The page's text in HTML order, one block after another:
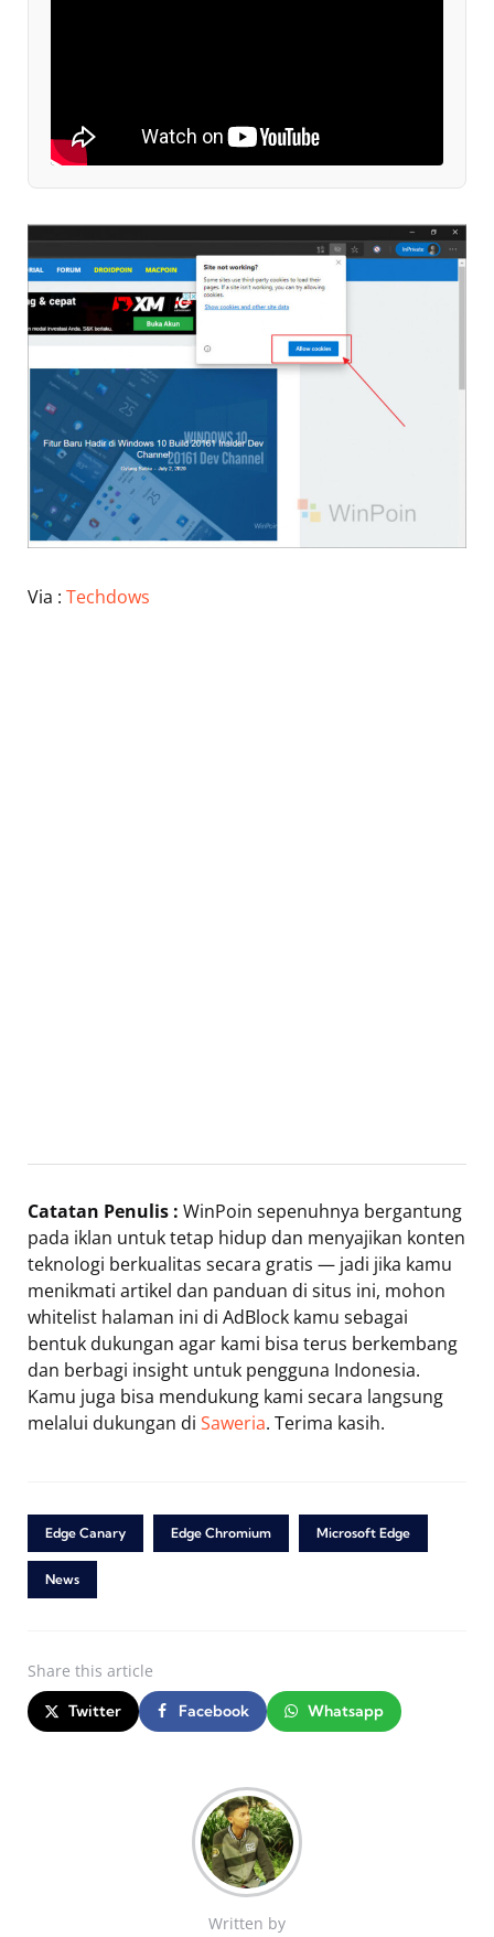
Via : Techdows
Catatan Penulis : WinPoin sepenuhnya bergantung
pada iklan untuk tetap hidup dan menyajikan konten
teknologi berkualitas secara gratis — jadi jika kamu
menikmati artikel dan panduan di situs ini, mohon
whitelist halaman ini di AdBlock kamu sebagai
bentuk dukungan agar kami bisa terus berkembang
dan berbagi insight untuk pengguna Indonesia.
Kamu juga bisa mendukung kami secara langsung
melalui dukungan di Saweria. Terima kasih.
Edge Canary Edge Chromium Microsoft Edge
News
Share this article
Twitter Facebook Whatsapp
Written by